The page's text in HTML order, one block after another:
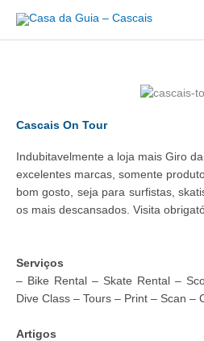
para
o
Cascais On Tour
Indubitavelmente a loja mais Giro
excelentes marcas, somente
bom gosto, seja para surfistas,
os mais descansados. Visita
Serviços
– Bike Rental – Skate Rental –
Dive Class – Tours – Print – Scan –
Artigos